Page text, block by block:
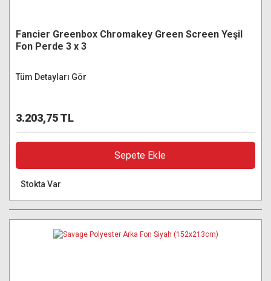
Fancier Greenbox Chromakey Green Screen Yeşil
Fon Perde 3 x 3
Tüm Detayları Gör
3.203,75 TL
Sepete Ekle
Stokta Var